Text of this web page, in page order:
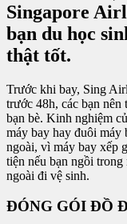
Singapore
bạn du học
thật tốt.
Trước khi bay, Sing
trước 48h, các bạn
bạn bè. Kinh nghiệm
máy bay hay đuôi máy
ngoài, vì máy bay xếp
tiện nếu bạn ngồi
ngoài đi vệ sinh.
ĐÓNG GÓI ĐỒ